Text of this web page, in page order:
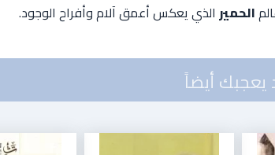
الحميرالذي يعكس أعمق آلام وأفراح الوجود.
يعجبك أيضاً